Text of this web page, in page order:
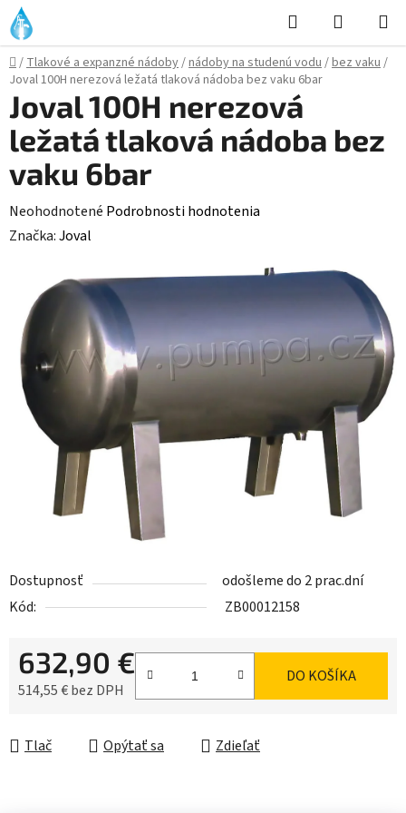
Prejsť
na
obsah
Hľadať
KOŠÍK
Domov
/Tlakové a expanzné nádoby/nádoby na studenú vodu/bez vaku/
Joval 100H nerezová ležatá tlaková nádoba bez vaku 6bar
Dostupnosť
odošleme do 2 prac.dní
Kód:
ZB00012158
632,90 €
514,55 € bez DPH
DO KOŠÍKA
Tlač Opýtať sa Zdieľať
Joval 100H nerezová
ležatá tlaková nádoba bez
vaku 6bar
Priemerné
hodnotenie
hviezdičiek.
Neohodnotené Podrobnosti hodnotenia
Značka:Joval